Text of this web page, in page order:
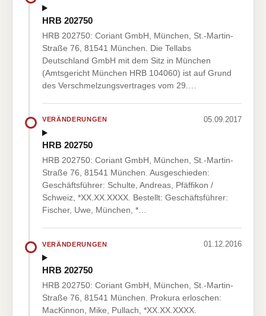
HRB 202750
HRB 202750: Coriant GmbH, München, St.-Martin-
Straße 76, 81541 München. Die Tellabs
Deutschland GmbH mit dem Sitz in München
(Amtsgericht München HRB 104060) ist auf Grund
des Verschmelzungsvertrages vom 29.…
VERÄNDERUNGEN 05.09.2017
HRB 202750
HRB 202750: Coriant GmbH, München, St.-Martin-
Straße 76, 81541 München. Ausgeschieden:
Geschäftsführer: Schulte, Andreas, Pfäffikon /
Schweiz, *XX.XX.XXXX. Bestellt: Geschäftsführer:
Fischer, Uwe, München, *…
VERÄNDERUNGEN 01.12.2016
HRB 202750
HRB 202750: Coriant GmbH, München, St.-Martin-
Straße 76, 81541 München. Prokura erloschen:
MacKinnon, Mike, Pullach, *XX.XX.XXXX.